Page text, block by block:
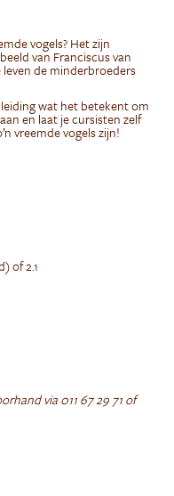
vogels? Het zijn
van Franciscus van
leven de minderbroeders
wat het betekent om
en laat je cursisten zelf
vreemde vogels zijn!
of 2.1
via 011 67 29 71 of